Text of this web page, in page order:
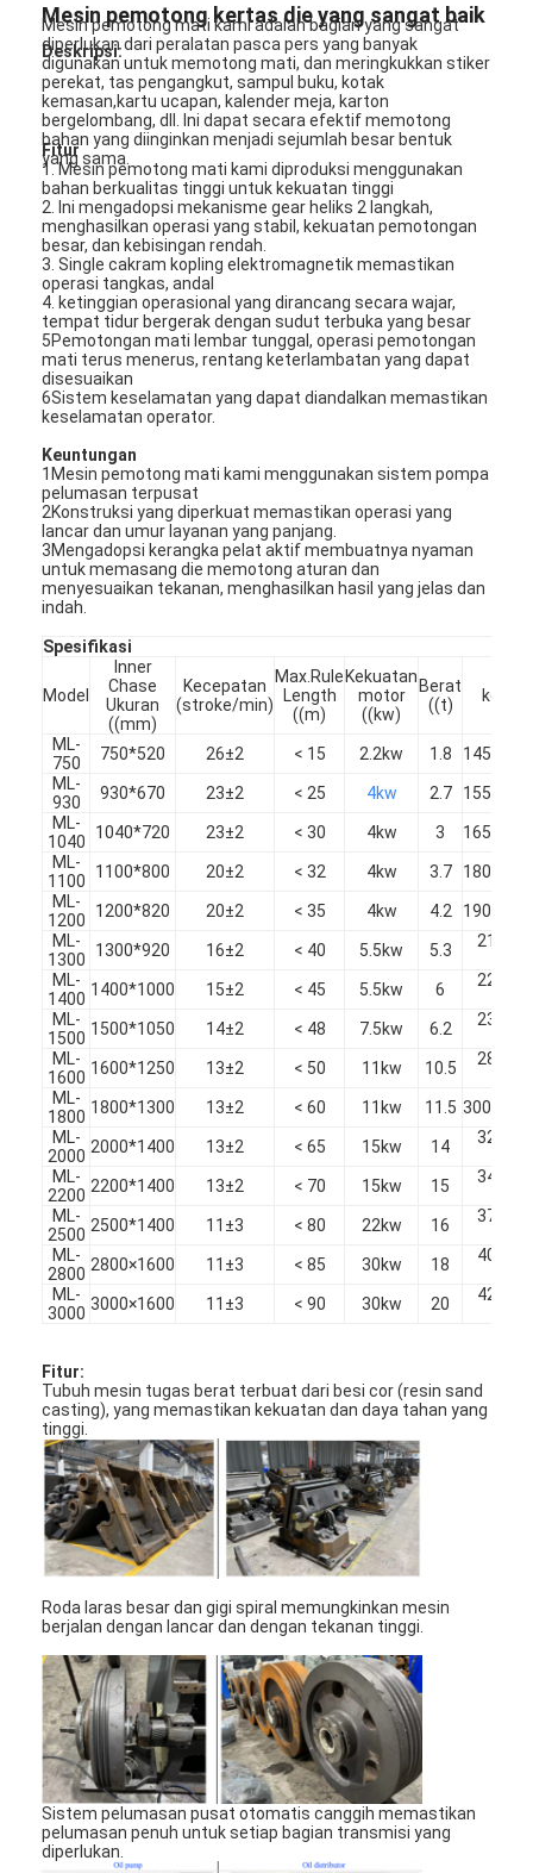
Rumah
Produk
Video
Tur Pabrik
Kontrol kualitas
Hubungi kami
Berita
Kasus
Laser cutting mesin
Memotong baja aturan
Die Cutting Consumables
Mesin pemotong kertas die yang sangat baik
Deskripsi:
Mesin pemotong mati kami adalah bagian yang sangat
diperlukan dari peralatan pasca pers yang banyak
digunakan untuk memotong mati, dan meringkukkan stiker
perekat, tas pengangkut, sampul buku, kotak
kemasan,kartu ucapan, kalender meja, karton
bergelombang, dll. Ini dapat secara efektif memotong
bahan yang diinginkan menjadi sejumlah besar bentuk
yang sama.
Fitur
1. Mesin pemotong mati kami diproduksi menggunakan
bahan berkualitas tinggi untuk kekuatan tinggi
2. Ini mengadopsi mekanisme gear heliks 2 langkah,
menghasilkan operasi yang stabil, kekuatan pemotongan
besar, dan kebisingan rendah.
3. Single cakram kopling elektromagnetik memastikan
operasi tangkas, andal
4. ketinggian operasional yang dirancang secara wajar,
tempat tidur bergerak dengan sudut terbuka yang besar
5Pemotongan mati lembar tunggal, operasi pemotongan
mati terus menerus, rentang keterlambatan yang dapat
disesuaikan
6Sistem keselamatan yang dapat diandalkan memastikan
keselamatan operator.
Keuntungan
1Mesin pemotong mati kami menggunakan sistem pompa
pelumasan terpusat
2Konstruksi yang diperkuat memastikan operasi yang
lancar dan umur layanan yang panjang.
3Mengadopsi kerangka pelat aktif membuatnya nyaman
untuk memasang die memotong aturan dan
menyesuaikan tekanan, menghasilkan hasil yang jelas dan
indah.
Spesifikasi
Model
Inner
Chase
Ukuran
((mm)
Kecepatan
(stroke/min)
Max.Rule
Length
((m)
Kekuatan
motor
((kw)
Berat
((t)
ML-
750
750*520 26±2 < 15 2.2kw 1.8
ML-
930
930*670 23±2 < 25 4kw 2.7
ML-
1040
1040*720 23±2 < 30 4kw 3
ML-
1100
1100*800 20±2 < 32 4kw 3.7
ML-
1200
1200*820 20±2 < 35 4kw 4.2
ML-
1300
1300*920 16±2 < 40 5.5kw 5.3
2100 ×
ML-
1400 1400*1000 15±2 < 45 5.5kw 6
2200 ×
ML-
1500 1500*1050 14±2 < 48 7.5kw 6.2
2300 ×
ML-
1600 1600*1250 13±2 < 50 11kw 10.5
2800 ×
ML-
1800 1800*1300 13±2 < 60 11kw 11.5
ML-
2000 2000*1400 13±2 < 65 15kw 14
3200 ×
ML-
2200 2200*1400 13±2 < 70 15kw 15
3400 ×
ML-
2500 2500*1400 11±3 < 80 22kw 16
3700 ×
ML-
2800 2800×1600 11±3 < 85 30kw 18
4000 ×
ML-
3000 3000×1600 11±3 < 90 30kw 20
4200 ×
Fitur:
Tubuh mesin tugas berat terbuat dari besi cor (resin sand
casting), yang memastikan kekuatan dan daya tahan yang
tinggi.
Roda laras besar dan gigi spiral memungkinkan mesin
berjalan dengan lancar dan dengan tekanan tinggi.
Sistem pelumasan pusat otomatis canggih memastikan
pelumasan penuh untuk setiap bagian transmisi yang
diperlukan.